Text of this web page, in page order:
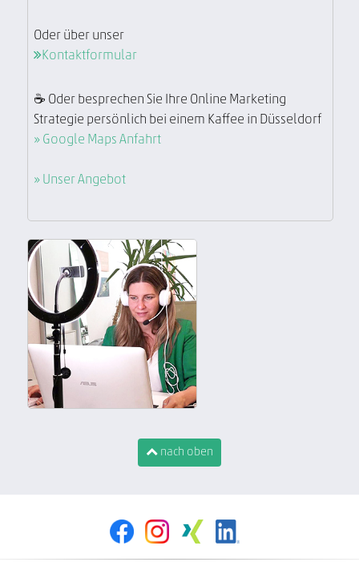
Oder über unser
Kontaktformular
☕ Oder besprechen Sie Ihre Online Marketing
Strategie persönlich bei einem Kaffee in Düsseldorf
» Google Maps Anfahrt
» Unser Angebot
nach oben